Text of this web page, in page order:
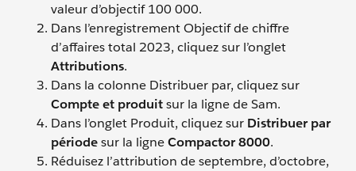
valeur d’objectif 100 000.
Dans l’enregistrement Objectif de chiffre
d’affaires total 2023, cliquez sur l’onglet
Attributions.
Dans la colonne Distribuer par, cliquez sur
Compte et produitsur la ligne de Sam.
Dans l’onglet Produit, cliquez sur Distribuer par
périodesur la ligneCompactor 8000.
Réduisez l’attribution de septembre, d’octobre,